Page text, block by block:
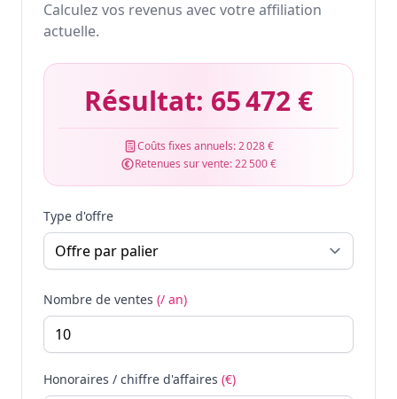
Calculez vos revenus avec votre affiliation
actuelle.
Résultat: 65 472 €
Coûts fixes annuels:2 028 €
Retenues sur vente:22 500 €
Type d'offre
Nombre de ventes (/ an)
Honoraires / chiffre d'affaires (€)